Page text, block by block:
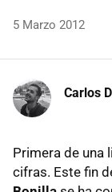
5 Marzo 2012
Carlos
Primera de una
cifras. Este fin